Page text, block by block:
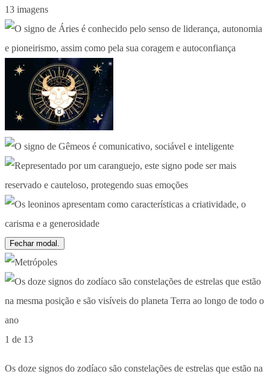
13 imagens
Fechar modal.
1 de 13
Os doze signos do zodíaco são constelações de estrelas que estão na